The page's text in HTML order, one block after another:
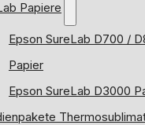
Papiere
Epson SureLab D700 /
Papier
Epson SureLab D3000